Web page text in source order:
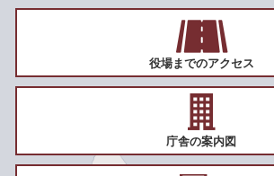
役場までのアクセス
庁舎の案内図